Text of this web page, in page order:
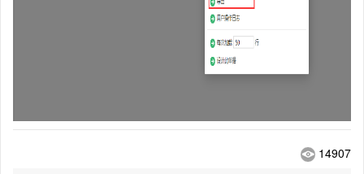
14907